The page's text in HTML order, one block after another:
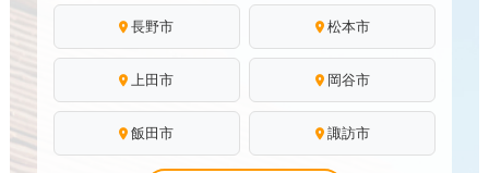
長野市 松本市
上田市 岡谷市
飯田市 諏訪市